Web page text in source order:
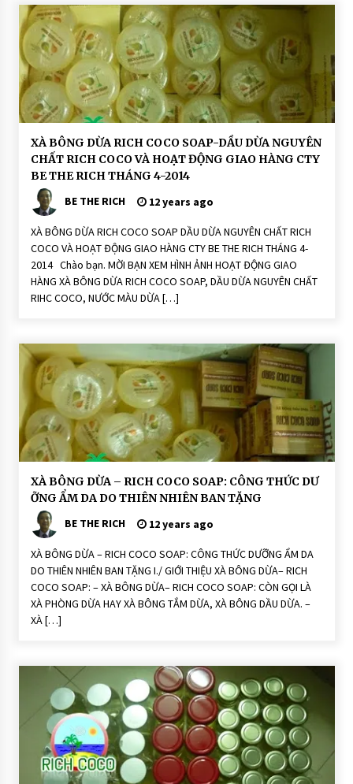
T
hi
ê
n
N
hi
ê
n:
R
ic
h
o
o
S
p
H
Ạ
T
Ộ
N
G
H
o
ạ
t
Đ
ộ
n
à
P
h
ò
n
T
hi
ê
n
N
hi
ê
n:
R
C
C
o
S
o
a
p
XÀ BÔNG DỪA RICH COCO SOAP-DẦU DỪA NGUYÊN
CHẤT RICH COCO VÀ HOẠT ĐỘNG GIAO HÀNG CTY
BE THE RICH THÁNG 4-2014
BE THE RICH
12 years ago
XÀ BÔNG DỪA RICH COCO SOAP DẦU DỪA NGUYÊN CHẤT RICH
COCO VÀ HOẠT ĐỘNG GIAO HÀNG CTY BE THE RICH THÁNG 4-
2014 Chào bạn. MỜI BẠN XEM HÌNH ẢNH HOẠT ĐỘNG GIAO
HÀNG XÀ BÔNG DỪA RICH COCO SOAP, DẦU DỪA NGUYÊN CHẤT
RIHC COCO, NƯỚC MÀU DỪA […]
H
o
ạ
Đ
ộ
g
X
à
P
h
ò
h
XÀ BÔNG DỪA – RICH COCO SOAP: CÔNG THỨC DƯ
ỠNG ẨM DA DO THIÊN NHIÊN BAN TẶNG
BE THE RICH
12 years ago
XÀ BÔNG DỪA – RICH COCO SOAP: CÔNG THỨC DƯỠNG ẨM DA
DO THIÊN NHIÊN BAN TẶNG I./ GIỚI THIỆU XÀ BÔNG DỪA– RICH
COCO SOAP: – XÀ BÔNG DỪA– RICH COCO SOAP: CÒN GỌI LÀ
XÀ PHÒNG DỪA HAY XÀ BÔNG TẮM DỪA, XÀ BÔNG DẦU DỪA. –
XÀ […]